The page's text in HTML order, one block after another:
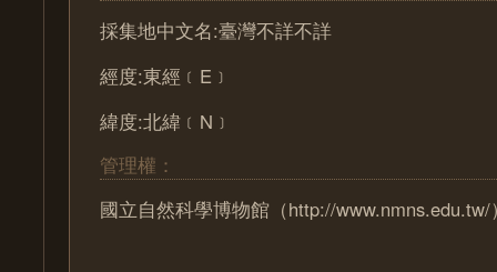
採集地中文名:臺灣不詳不詳
經度:東經﹝E﹞
緯度:北緯﹝N﹞
管理權：
國立自然科學博物館（http://www.nmns.edu.tw/